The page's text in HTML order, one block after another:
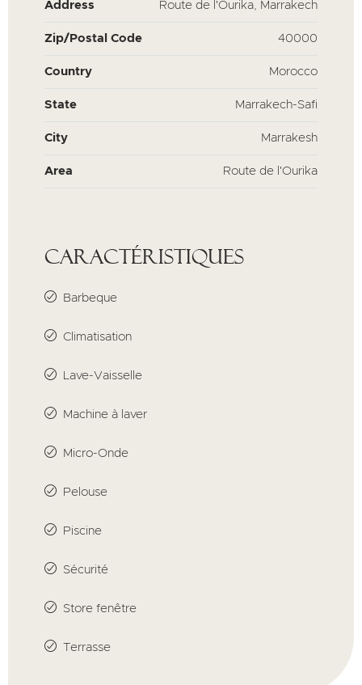
Address Route de l'Ourika, Marrakech
Zip/Postal Code 40000
Country Morocco
State Marrakech-Safi
City Marrakesh
Area Route de l'Ourika
Caractéristiques
Barbeque
Climatisation
Lave-Vaisselle
Machine à laver
Micro-Onde
Pelouse
Piscine
Sécurité
Store fenêtre
Terrasse